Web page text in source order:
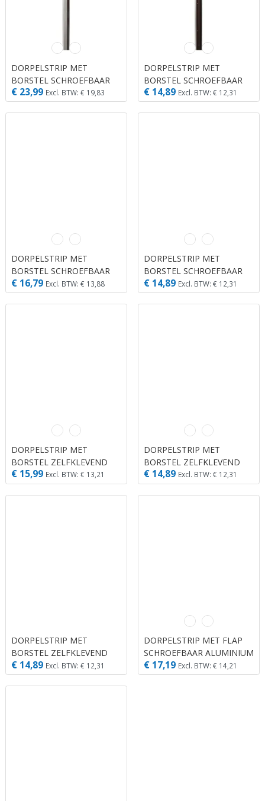
DORPELSTRIP MET
BORSTEL SCHROEFBAAR
BLIND MONTEERBAAR
ALUMINIUM 1.10M X 36
€ 23,99 Excl. BTW: € 19,83
DORPELSTRIP MET
BORSTEL SCHROEFBAAR
BRUIN KUNSTSTOF 1.10M
X 40 MM X 20 MM
€ 14,89 Excl. BTW: € 12,31
DORPELSTRIP MET
BORSTEL SCHROEFBAAR
VOOR ONDER DE DEUR
ALUMINIUM 1.10M X 27
€ 16,79 Excl. BTW: € 13,88
DORPELSTRIP MET
BORSTEL SCHROEFBAAR
WIT KUNSTSTOF 1.10M X
40 MM X 20 MM
€ 14,89 Excl. BTW: € 12,31
DORPELSTRIP MET
BORSTEL ZELFKLEVEND
TRANSPARANT 1.10M X 36
MM X 15 MM
€ 15,99 Excl. BTW: € 13,21
DORPELSTRIP MET
BORSTEL ZELFKLEVEND
WIT KUNSTSTOF 1.10M X
40 MM X 20 MM
€ 14,89 Excl. BTW: € 12,31
DORPELSTRIP MET
BORSTEL ZELFKLEVEND
ZWART KUNSTSTOF 1.10M
X 40 MM X 20 MM
€ 14,89 Excl. BTW: € 12,31
DORPELSTRIP MET FLAP
SCHROEFBAAR ALUMINIUM
1.10M X 39 MM X 20 MM
€ 17,19 Excl. BTW: € 14,21